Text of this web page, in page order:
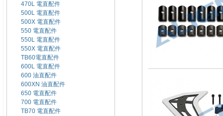
470L 電直配件
500L 電直配件
500X 電直配件
550 電直配件
550L 電直配件
550X 電直配件
TB60電直配件
600L 電直配件
600 油直配件
600XN 油直配件
650 電直配件
700 電直配件
TB70 電直配件